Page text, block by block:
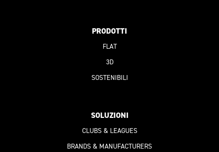
PRODOTTI
FLAT
3D
SOSTENIBILI
SOLUZIONI
CLUBS & LEAGUES
BRANDS & MANUFACTURERS